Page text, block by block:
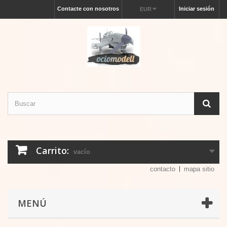
Iniciar sesión
EUR
Contacte con nosotros
Carrito: vacío
contacto mapa sitio
MENÚ